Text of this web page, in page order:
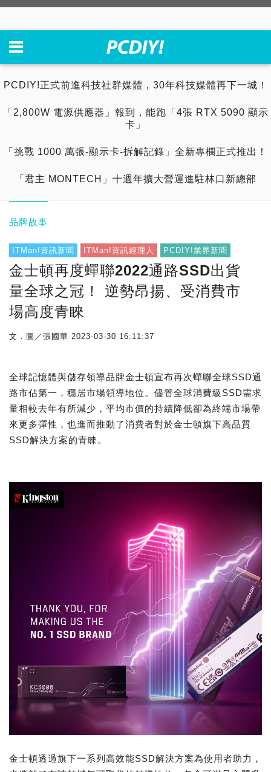
PCDIY!正式前進科技社群媒體，30年科技媒體再下一城！
「2,800W 電源供應器」報到，能跑「4張 RTX 5090 顯示
卡」
「挑戰 1000 萬張-顯示卡-拆解記錄」全新專欄正式推出！
「君主 MONTECH」十週年擴大營運進駐林口新總部
品牌故事
ITMan!資訊新聞 ITMan!資訊經理人 PCDIY!業界新聞
金士頓再度蟬聯2022通路SSD出貨
量全球之冠！ 逆勢昂揚、受消費市
場高度青睞
文．圖／張國華 2023-03-30 16:11:37
全球記憶體與儲存領導品牌金士頓宣布再次蟬聯全球SSD通
路市佔第一，穩居市場領導地位。儘管全球消費級SSD需求
量相較去年有所減少，平均市價的持續降低卻為終端市場帶
來更多彈性，也進而推動了消費者對於金士頓旗下高品質
SSD解決方案的青睞。
金士頓透過旗下一系列高效能SSD解決方案為使用者助力，